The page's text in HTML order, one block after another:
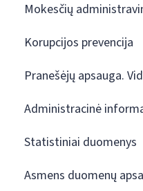
Mokesčių
Korupcijos prevencija
Pranešėjų apsauga.
Administracinė
Statistiniai duomenys
Asmens duomenų